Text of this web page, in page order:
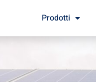
Prodotti